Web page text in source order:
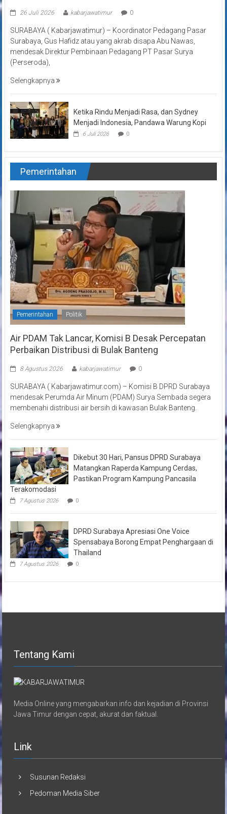
26 Juli 2026 kabarjawatimur 0
SURABAYA ( Kabarjawatimur) – Koordinator Pedagang Pasar
Surabaya, Gus Hafidz atau yang akrab disapa Abu Nawas,
mendesak Direktur Pembinaan Pedagang PT Pasar Surya
(Perseroda),
Selengkapnya
Ketika Rindu Menjadi Rasa, dan Sydney
Menjadi Indonesia, Pandawa Warung Kopi
6 Juli 2026 0
Pemerintahan
Pemerintahan Politik
Air PDAM Tak Lancar, Komisi B Desak Percepatan
Perbaikan Distribusi di Bulak Banteng
8 Agustus 2026 kabarjawatimur 0
SURABAYA ( Kabarjawatimur.com) – Komisi B DPRD Surabaya
mendesak Perumda Air Minum (PDAM) Surya Sembada segera
membenahi distribusi air bersih di kawasan Bulak Banteng.
Selengkapnya
Dikebut 30 Hari, Pansus DPRD Surabaya
Matangkan Raperda Kampung Cerdas,
Pastikan Program Kampung Pancasila
Terakomodasi
7 Agustus 2026 0
DPRD Surabaya Apresiasi One Voice
Spensabaya Borong Empat Penghargaan di
Thailand
7 Agustus 2026 0
Tentang Kami
Media Online yang mengabarkan info dan kejadian di Provinsi
Jawa Timur dengan cepat, akurat dan faktual.
Link
Susunan Redaksi
Pedoman Media Siber